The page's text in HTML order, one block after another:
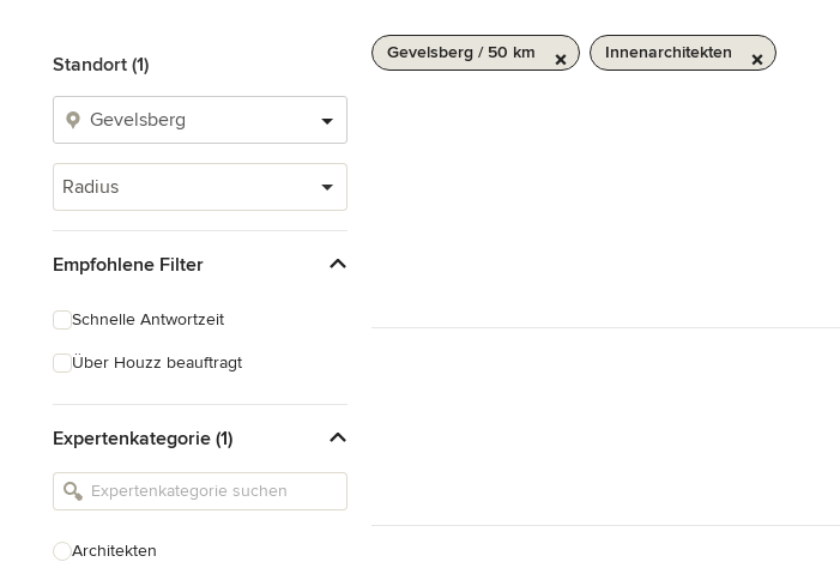
Standort (1)
Radius
Empfohlene Filter
Schnelle Antwortzeit
Über Houzz beauftragt
Expertenkategorie (1)
Architekten
Gevelsberg / 50 km Innenarchitekten